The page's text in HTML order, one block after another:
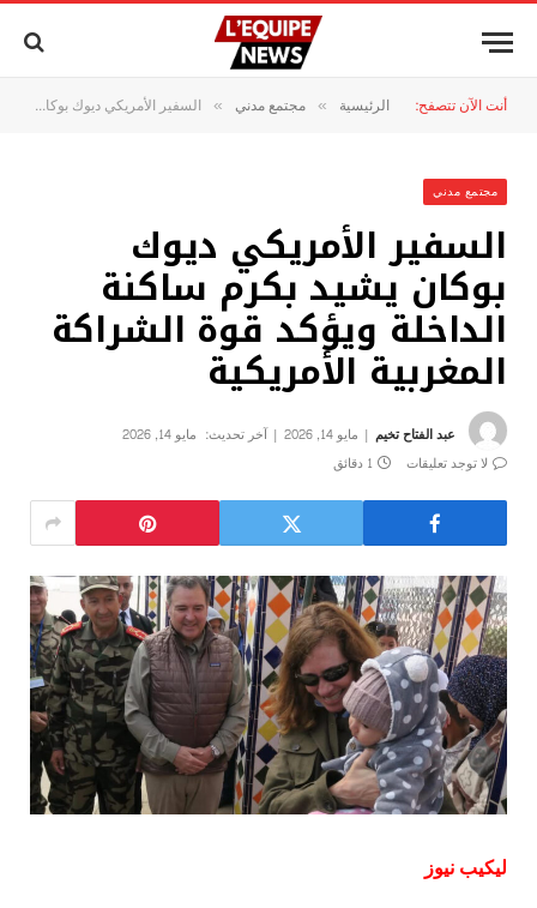
أنت الآن تتصفح: الرئيسية » مجتمع مدني » السفير الأمريكي ديوك بوكان يشيد بكرم ساكنة الداخلة ويؤكد قوة الشراكة المغربية الأمريكية
مجتمع مدني
السفير الأمريكي ديوك
بوكان يشيد بكرم ساكنة
الداخلة ويؤكد قوة الشراكة
المغربية الأمريكية
عبد الفتاح تخيم مايو 14, 2026 آخر تحديث: مايو 14, 2026
لا توجد تعليقات
1 دقائق
ليكيب نيوز